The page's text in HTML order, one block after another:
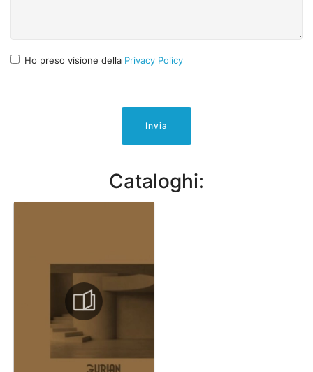
Ho preso visione della Privacy Policy
Invia
Cataloghi: